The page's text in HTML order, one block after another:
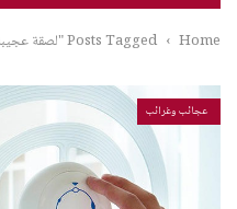
Home
› Posts Tagged "لصقة عجيبة تمنع دخول الأصوات sono"
عجائب وغرائب